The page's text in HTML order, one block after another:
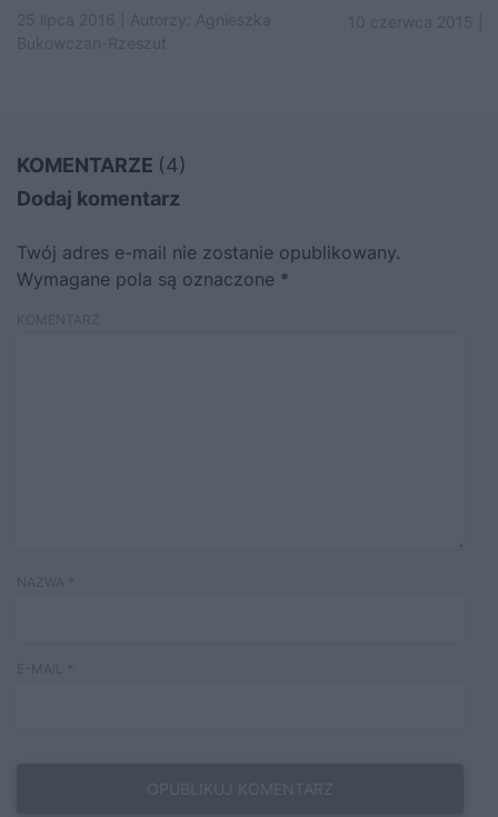
KOMENTARZE (4)
Dodaj komentarz
Twój adres e-mail nie zostanie opublikowany.
Wymagane pola są oznaczone *